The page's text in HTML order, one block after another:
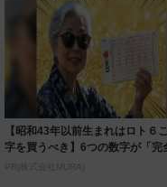
【昭和43年以前生まれはロト６
字を買うべき】6つの数字が「完
致」する方...
PR(株式会社MURA)